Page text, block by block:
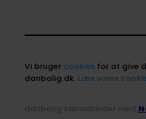
Vi bruger cookies for at give
danbolig.dk. Læs vores